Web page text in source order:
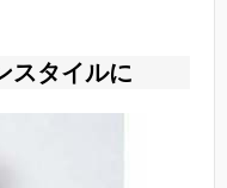
スタイルに